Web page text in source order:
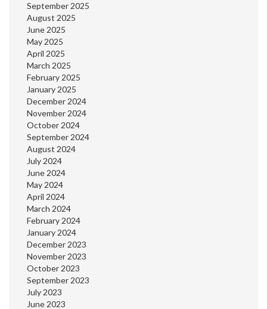
September 2025
August 2025
June 2025
May 2025
April 2025
March 2025
February 2025
January 2025
December 2024
November 2024
October 2024
September 2024
August 2024
July 2024
June 2024
May 2024
April 2024
March 2024
February 2024
January 2024
December 2023
November 2023
October 2023
September 2023
July 2023
June 2023